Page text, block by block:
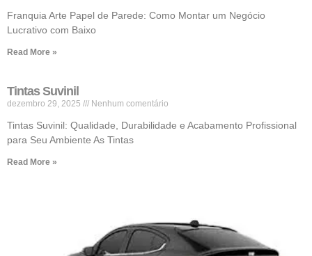
Franquia Arte Papel de Parede: Como Montar um Negócio
Lucrativo com Baixo
Read More »
Tintas Suvinil
dezembro 29, 2025 Nenhum comentário
Tintas Suvinil: Qualidade, Durabilidade e Acabamento Profissional
para Seu Ambiente As Tintas
Read More »